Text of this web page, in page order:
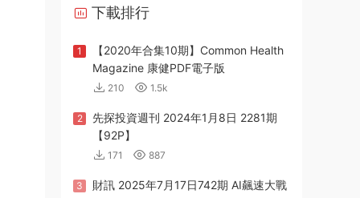
下載排行
1
【2020年合集10期】Common Health
Magazine 康健PDF電子版
210 1.5k
2
先探投資週刊 2024年1月8日 2281期
【92P】
171 887
3 財訊 2025年7月17日742期 AI飆速大戰